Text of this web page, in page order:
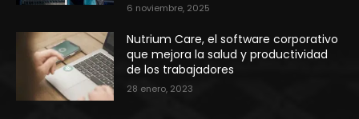
6 noviembre, 2025
Nutrium Care, el software corporativo
que mejora la salud y productividad
de los trabajadores
28 enero, 2023